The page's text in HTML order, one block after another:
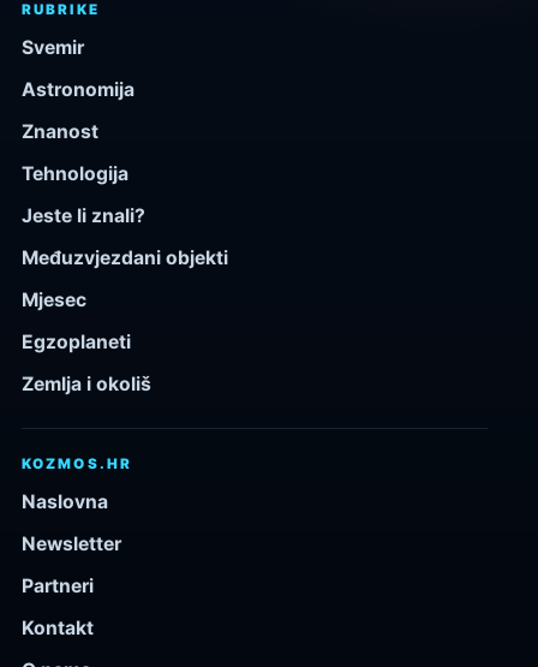
RUBRIKE
Svemir
Astronomija
Znanost
Tehnologija
Jeste li znali?
Međuzvjezdani objekti
Mjesec
Egzoplaneti
Zemlja i okoliš
KOZMOS.HR
Naslovna
Newsletter
Partneri
Kontakt